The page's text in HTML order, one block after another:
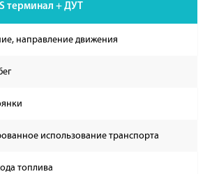
терминал + ДУТ
направление движения
использование транспорта
топлива